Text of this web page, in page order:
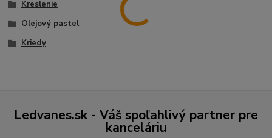
Kreslenie
Olejový pastel
Kriedy
Ledvanes.sk - Váš spoľahlivý partner pre
kanceláriu